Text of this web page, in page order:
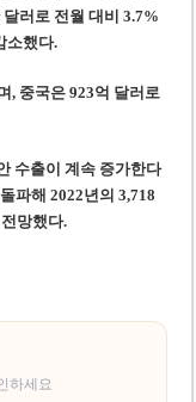
러로 전월 대비 3.7%
소했다.
, 중국은 923억 달러로
수출이 계속 증가한다
파해 2022년의 3,718
망했다.
하세요